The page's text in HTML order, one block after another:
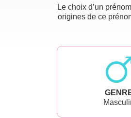
Le choix d’un
origines de ce